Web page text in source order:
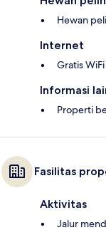
Hewan
Internet
Gratis
Informasi
Properti
Fasilitas
Aktivitas
Jalur